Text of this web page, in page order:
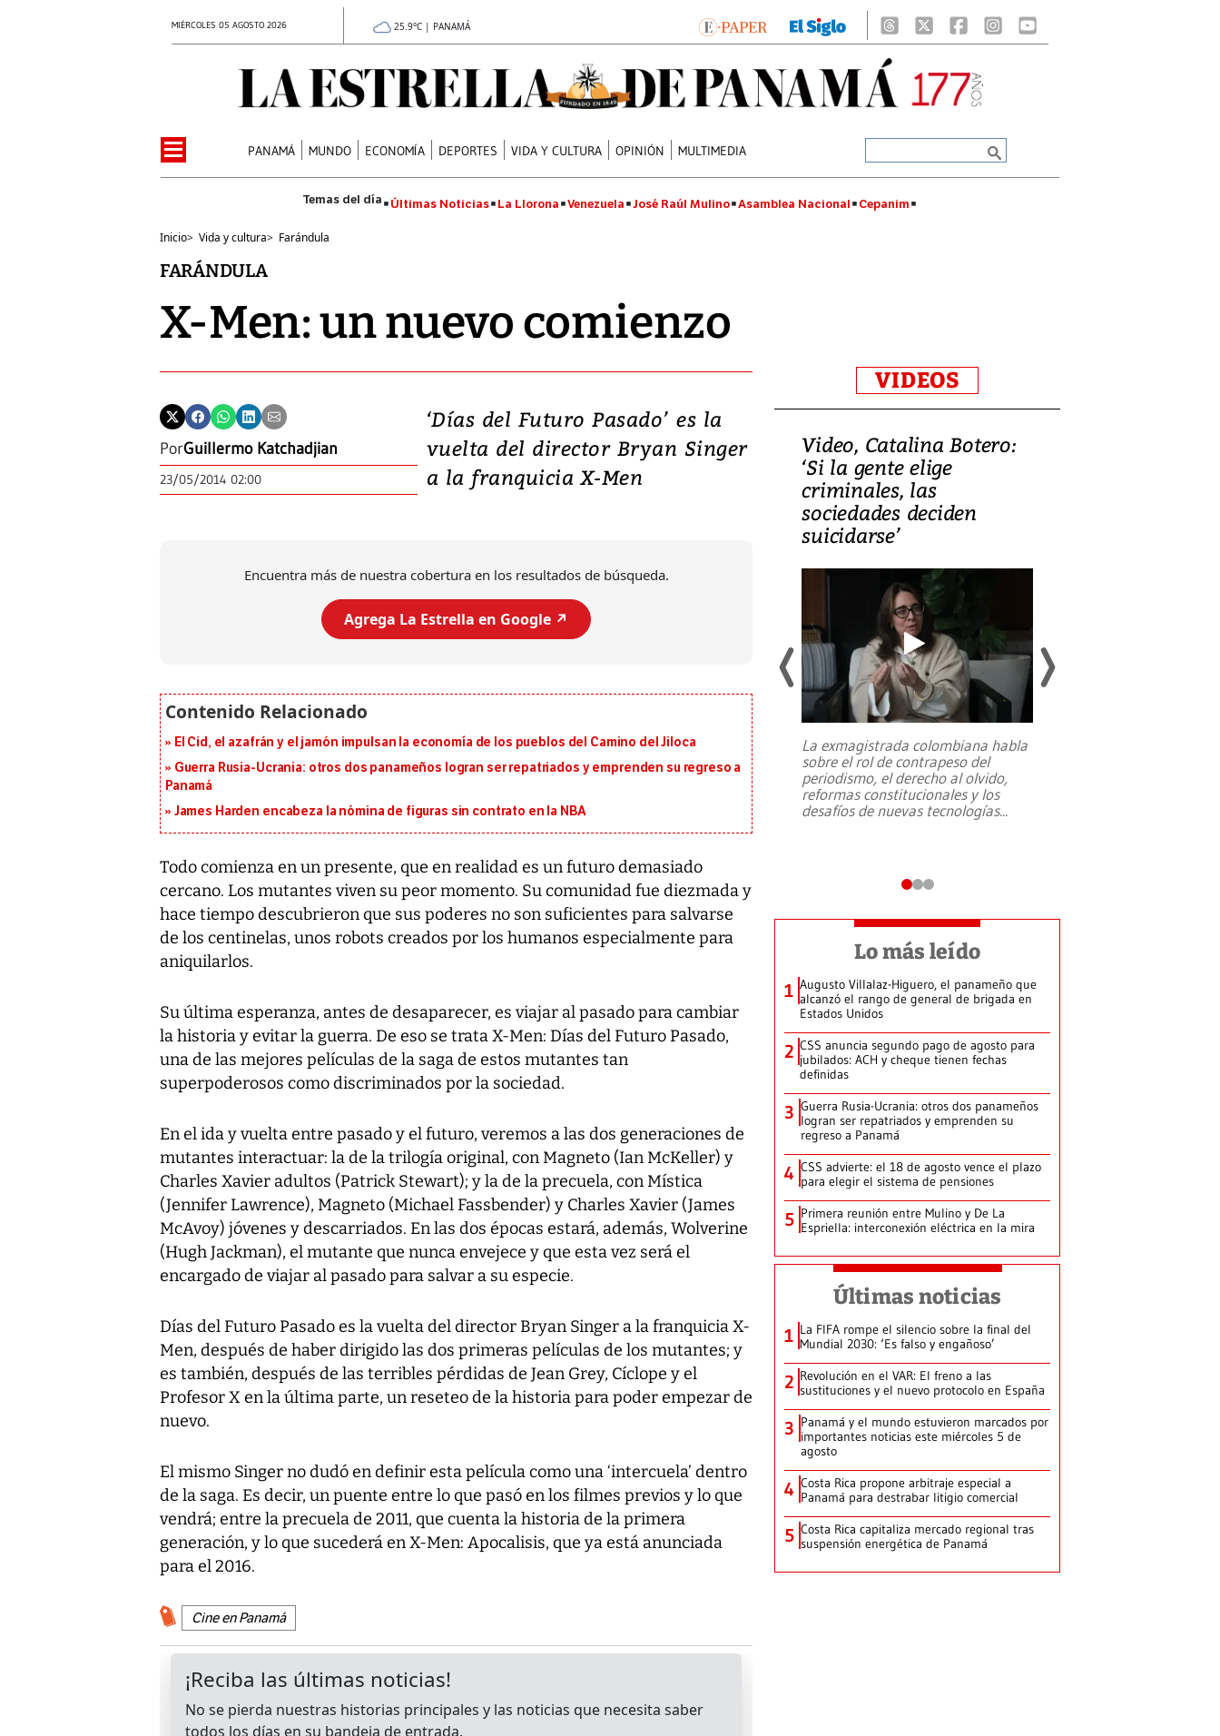
MIÉRCOLES 05 AGOSTO 2026 25.9°C | PANAMÁ
PANAMÁ MUNDO ECONOMÍA DEPORTES VIDA Y CULTURA OPINIÓN MULTIMEDIA
Últimas Noticias La Llorona Venezuela José Raúl Mulino Asamblea Nacional Cepanim
Inicio> Vida y cultura> Farándula
FARÁNDULA
X-Men: un nuevo comienzo
PorGuillermo Katchadjian
23/05/2014 02:00
‘Días del Futuro Pasado’ es la
vuelta del director Bryan Singer
a la franquicia X-Men
Encuentra más de nuestra cobertura en los resultados de búsqueda.
Agrega La Estrella en Google ↗️
El Cid, el azafrán y el jamón impulsan la economía de los pueblos del Camino del Jiloca
Guerra Rusia-Ucrania: otros dos panameños logran ser repatriados y emprenden su regreso a
Panamá
James Harden encabeza la nómina de figuras sin contrato en la NBA
Todo comienza en un presente, que en realidad es un futuro demasiado
cercano. Los mutantes viven su peor momento. Su comunidad fue diezmada y
hace tiempo descubrieron que sus poderes no son suficientes para salvarse
de los centinelas, unos robots creados por los humanos especialmente para
aniquilarlos.
Su última esperanza, antes de desaparecer, es viajar al pasado para cambiar
la historia y evitar la guerra. De eso se trata X-Men: Días del Futuro Pasado,
una de las mejores películas de la saga de estos mutantes tan
superpoderosos como discriminados por la sociedad.
En el ida y vuelta entre pasado y el futuro, veremos a las dos generaciones de
mutantes interactuar: la de la trilogía original, con Magneto (Ian McKeller) y
Charles Xavier adultos (Patrick Stewart); y la de la precuela, con Mística
(Jennifer Lawrence), Magneto (Michael Fassbender) y Charles Xavier (James
McAvoy) jóvenes y descarriados. En las dos épocas estará, además, Wolverine
(Hugh Jackman), el mutante que nunca envejece y que esta vez será el
encargado de viajar al pasado para salvar a su especie.
Días del Futuro Pasado es la vuelta del director Bryan Singer a la franquicia X-
Men, después de haber dirigido las dos primeras películas de los mutantes; y
es también, después de las terribles pérdidas de Jean Grey, Cíclope y el
Profesor X en la última parte, un reseteo de la historia para poder empezar de
nuevo.
El mismo Singer no dudó en definir esta película como una ‘intercuela’ dentro
de la saga. Es decir, un puente entre lo que pasó en los filmes previos y lo que
vendrá; entre la precuela de 2011, que cuenta la historia de la primera
generación, y lo que sucederá en X-Men: Apocalisis, que ya está anunciada
para el 2016.
Cine en Panamá
VIDEOS
Video, Japón: Terremoto
deja heridos y graves
daños en Kumamoto
Un fuerte terremoto de magnitud
julio en la prefectura de Kumamoto,
al sur de Japón, provocando una
emergencia de gran...
Video, Catalina Botero:
‘Si la gente elige
criminales, las
sociedades deciden
suicidarse’
La exmagistrada colombiana habla
sobre el rol de contrapeso del
periodismo, el derecho al olvido,
reformas constitucionales y los
desafíos de nuevas tecnologías...
Lo más leído
1 Augusto Villalaz-Higuero, el panameño que
alcanzó el rango de general de brigada en
Estados Unidos
2 CSS anuncia segundo pago de agosto para
jubilados: ACH y cheque tienen fechas
definidas
3 Guerra Rusia-Ucrania: otros dos panameños
logran ser repatriados y emprenden su
regreso a Panamá
4 CSS advierte: el 18 de agosto vence el plazo
para elegir el sistema de pensiones
5 Primera reunión entre Mulino y De La
Espriella: interconexión eléctrica en la mira
Últimas noticias
1 La FIFA rompe el silencio sobre la final del
Mundial 2030: ‘Es falso y engañoso’
2 Revolución en el VAR: El freno a las
sustituciones y el nuevo protocolo en España
3 Panamá y el mundo estuvieron marcados por
importantes noticias este miércoles 5 de
agosto
4 Costa Rica propone arbitraje especial a
Panamá para destrabar litigio comercial
5 Costa Rica capitaliza mercado regional tras
suspensión energética de Panamá